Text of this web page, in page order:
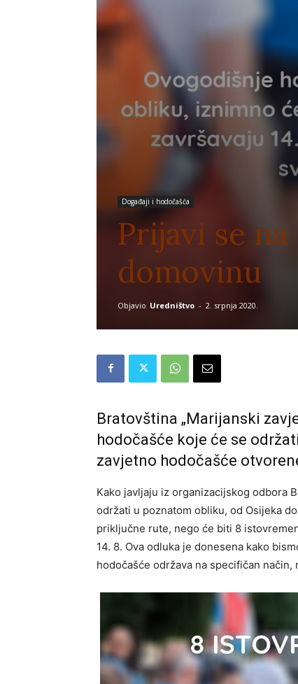
Događaji i hodočašća
Prijavi se
domovinu
Objavio Uredništvo - 2. srpnja 2020.
Bratovština „Marijanski
hodočašće koje će se
zavjetno hodočašće
Kako javljaju iz organizacijskog odbora
održati u poznatom obliku, od Osijeka
priključne rute, nego će biti 8
14. 8. Ova odluka je donesena kako
hodočašće održava na specifičan način,